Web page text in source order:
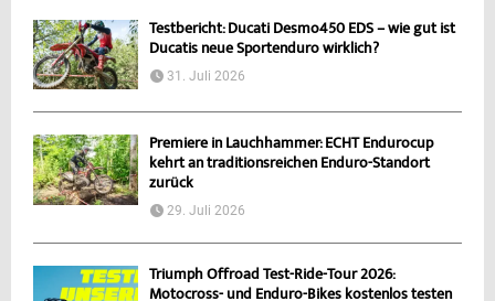
Testbericht: Ducati Desmo450 EDS – wie gut ist
Ducatis neue Sportenduro wirklich?
31. Juli 2026
Premiere in Lauchhammer: ECHT Endurocup
kehrt an traditionsreichen Enduro-Standort
zurück
29. Juli 2026
Triumph Offroad Test-Ride-Tour 2026:
Motocross- und Enduro-Bikes kostenlos testen